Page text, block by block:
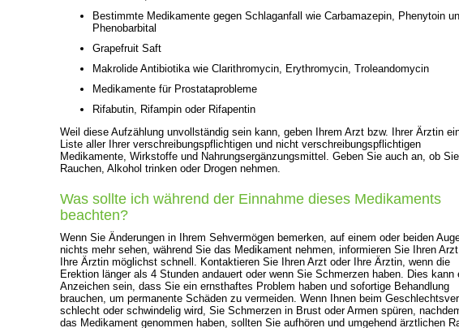
Bestimmte Medikamente gegen Schlaganfall wie Carbamazepin, Phenytoin
Phenobarbital
Grapefruit Saft
Makrolide Antibiotika wie Clarithromycin, Erythromycin, Troleandomycin
Medikamente für Prostataprobleme
Rifabutin, Rifampin oder Rifapentin
Weil diese Aufzählung unvollständig sein kann, geben Ihrem Arzt bzw. Ihrer Ärztin
Liste aller Ihrer verschreibungspflichtigen und nicht verschreibungspflichtigen
Medikamente, Wirkstoffe und Nahrungsergänzungsmittel. Geben Sie auch an, ob Sie
Rauchen, Alkohol trinken oder Drogen nehmen.
Was sollte ich während der Einnahme dieses Medikaments
beachten?
Wenn Sie Änderungen in Ihrem Sehvermögen bemerken, auf einem oder beiden
nichts mehr sehen, während Sie das Medikament nehmen, informieren Sie Ihren
Ihre Ärztin möglichst schnell. Kontaktieren Sie Ihren Arzt oder Ihre Ärztin, wenn die
Erektion länger als 4 Stunden andauert oder wenn Sie Schmerzen haben. Dies kann
Anzeichen sein, dass Sie ein ernsthaftes Problem haben und sofortige Behandlung
brauchen, um permanente Schäden zu vermeiden. Wenn Ihnen beim
schlecht oder schwindelig wird, Sie Schmerzen in Brust oder Armen spüren,
das Medikament genommen haben, sollten Sie aufhören und umgehend ärztlichen